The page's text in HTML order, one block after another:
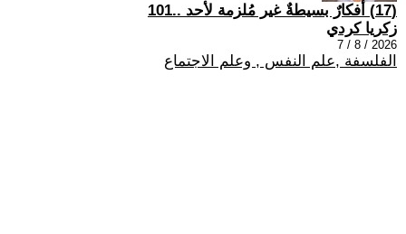
(17) أفكارٌ بسيطةٌ غير مُلزمة لأحد ..101
زكريا كردي
2026 / 8 / 7
الفلسفة ,علم النفس , وعلم الاجتماع